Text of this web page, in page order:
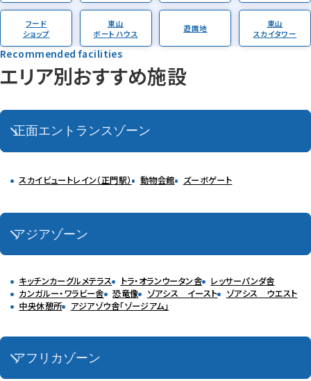
フード
ショップ
東山
ボートハウス
遊園地
東山
スカイタワー
エリア別おすすめ施設
Recommended facilities
正面エントランスゾーン
スカイビュートレイン（正門駅） 動物会館 ズーボゲート
アジアゾーン
キッチンカーグルメテラス トラ・オランウータン舎
レッサーパンダ舎
カンガルー・ワラビー舎
恐竜像 ゾアシス イースト
ゾアシス ウエスト
中央休憩所
アジアゾウ舎「ゾージアム」
アフリカゾーン